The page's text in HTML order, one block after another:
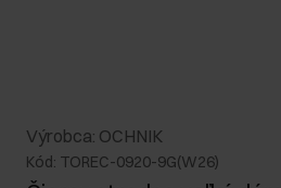
Výrobca: OCHNIK
Kód: TOREC-0920-9G(W26)